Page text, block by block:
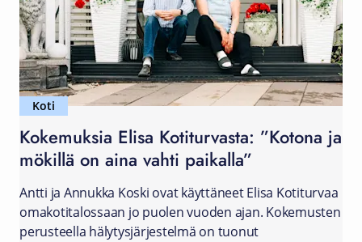
Koti
Kokemuksia Elisa Kotiturvasta: ”Kotona ja
mökillä on aina vahti paikalla”
Antti ja Annukka Koski ovat käyttäneet Elisa Kotiturvaa
omakotitalossaan jo puolen vuoden ajan. Kokemusten
perusteella hälytysjärjestelmä on tuonut